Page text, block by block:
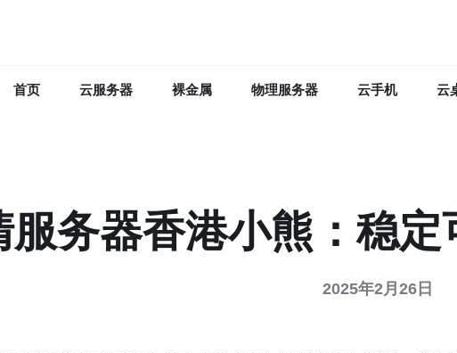
首页 云服务器 裸金属 物理服务器 云手机 云
服务器香港小熊：稳
2025年2月26日